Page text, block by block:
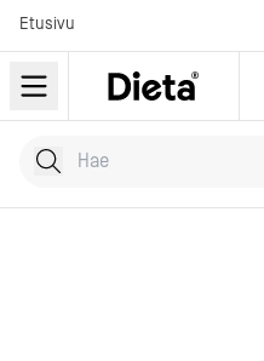
Etusivu
Hae tuotteita
Kirjoita hakusana...